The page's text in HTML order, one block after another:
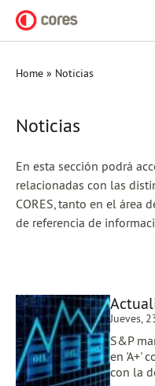
Sobrescribir
enlaces
de
ayuda
a
la
Home Noticias
Noticias
En esta sección podrá
relacionadas con las
CORES, tanto en el área
de referencia de
Jueves,
S&P
en 'A+'
con la